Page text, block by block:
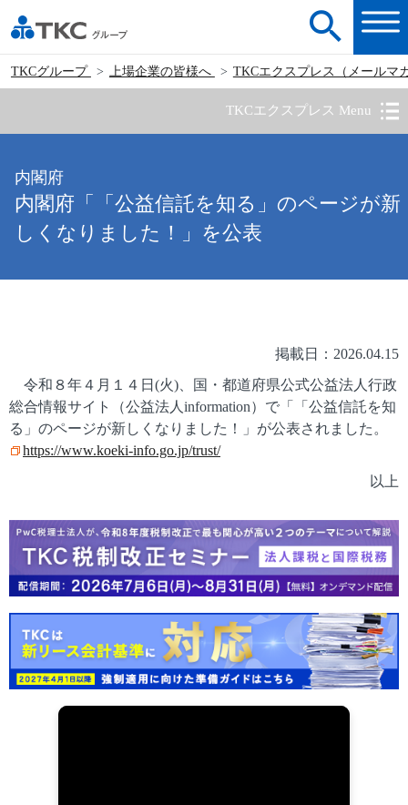
TKCグループ 上場企業の皆様へ TKCエクスプレス（メールマ
TKCエクスプレス Menu
内閣府
内閣府「「公益信託を知る」のページが新
しくなりました！」を公表
掲載日：2026.04.15
令和８年４月１４日(火)、国・都道府県公式公益法人行政
総合情報サイト（公益法人information）で「「公益信託を知
る」のページが新しくなりました！」が公表されました。
https://www.koeki-info.go.jp/trust/
以上